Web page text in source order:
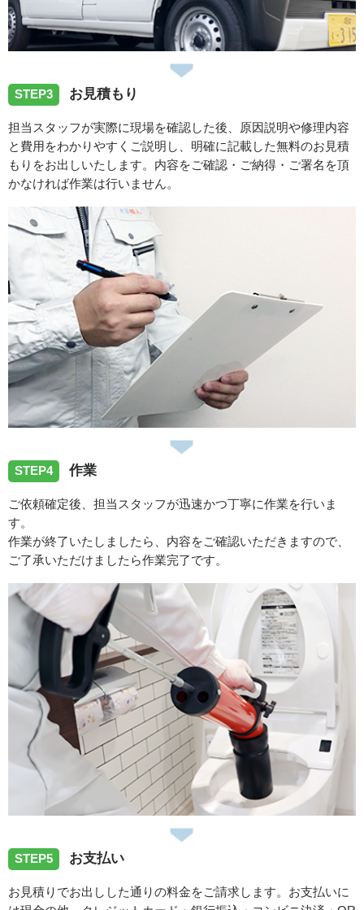
2026/07/27
愛知県名古屋市千種区桜が丘へ洗面蛇口の水漏れ修理でお
伺いしました。
2026/07/27
伺いさせて頂きました。
スタッフの修理報告や事例の一覧はこちら
STEP3 お見積もり
担当スタッフが実際に現場を確認した後、原因説明や修理内容
と費用をわかりやすくご説明し、明確に記載した無料のお見積
もりをお出しいたします。内容をご確認・ご納得・ご署名を頂
かなければ作業は行いません。
STEP4 作業
ご依頼確定後、担当スタッフが迅速かつ丁寧に作業を行いま
す。
作業が終了いたしましたら、内容をご確認いただきますので、
ご了承いただけましたら作業完了です。
STEP5 お支払い
お見積りでお出しした通りの料金をご請求します。お支払いに